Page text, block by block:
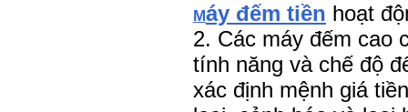
Máy đếm tiền hoạt
2. Các máy đếm cao
tính năng và chế độ
xác định mệnh giá